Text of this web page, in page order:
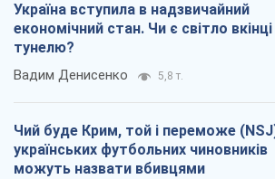
Україна вступила в надзвичайний
економічний стан. Чи є світло вкінці
тунелю?
Вадим Денисенко 5,8 т.
Чий буде Крим, той і переможе
українських футбольних чиновників
можуть назвати вбивцями